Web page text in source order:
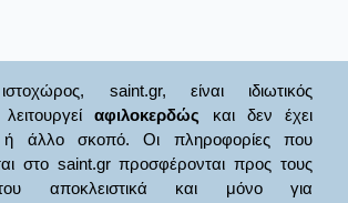
saint.gr, είναι ιδιωτικός
αφιλοκερδώς και δεν έχει
ή άλλο σκοπό. Οι πληροφορίες που
στο saint.gr προσφέρονται προς τους
του αποκλειστικά και μόνο για